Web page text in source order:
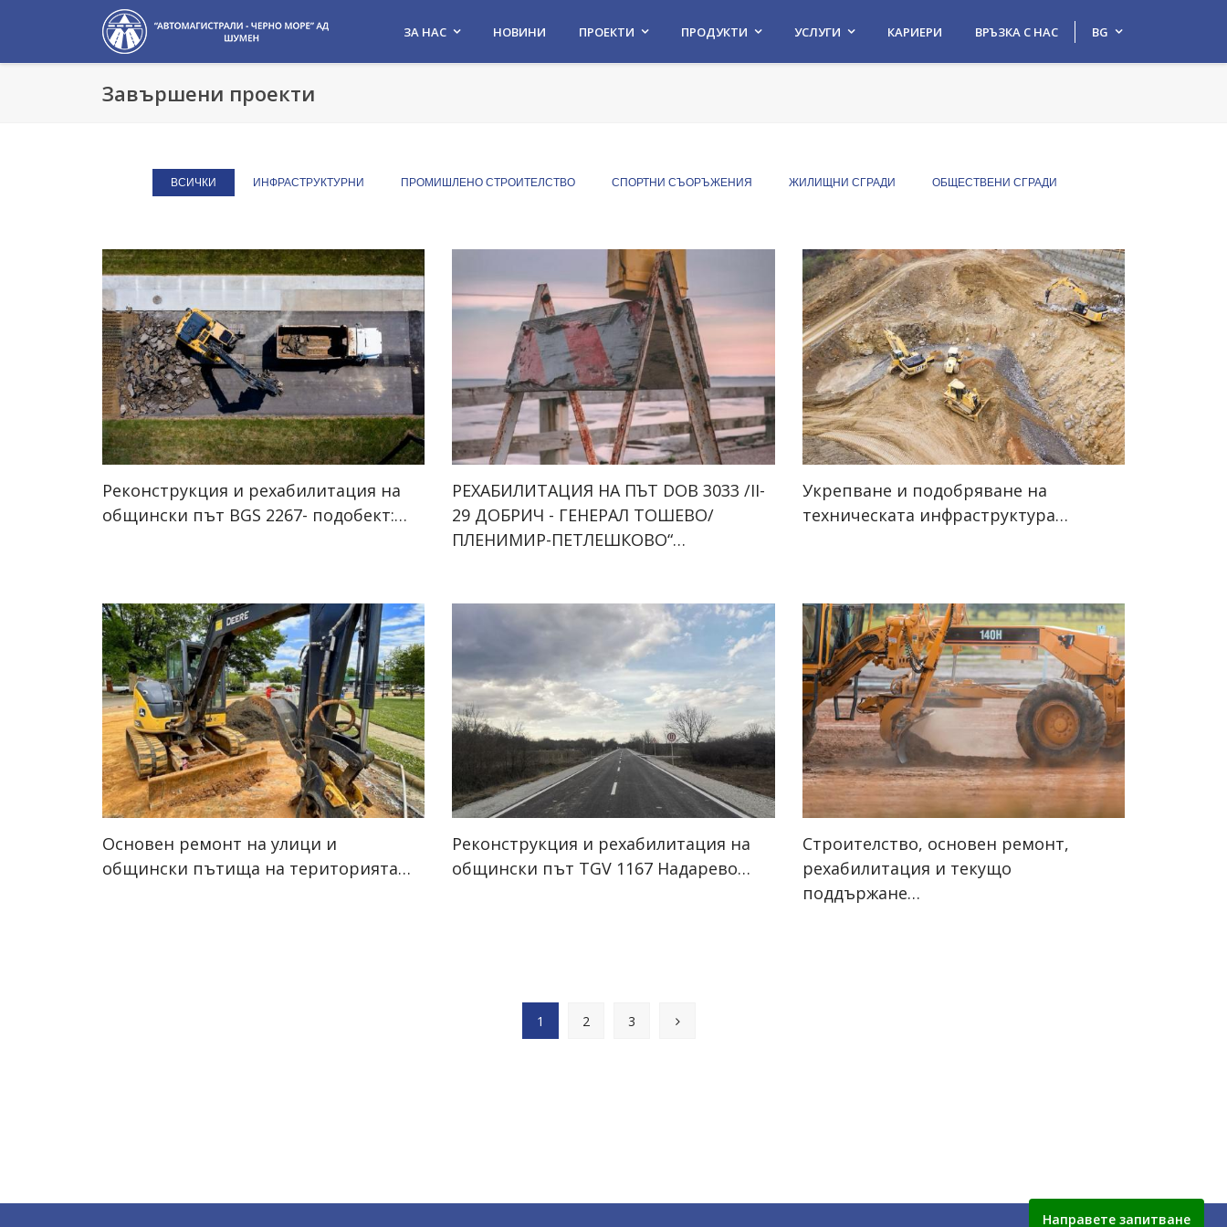
ЗА НАС НОВИНИ ПРОЕКТИ ПРОДУКТИ УСЛУГИ КАРИЕРИ ВРЪЗКА С НАС BG
Завършени проекти
ВСИЧКИ ИНФРАСТРУКТУРНИ ПРОМИШЛЕНО СТРОИТЕЛСТВО СПОРТНИ СЪОРЪЖЕНИЯ ЖИЛИЩНИ СГРАДИ ОБЩЕСТВЕНИ СГРАДИ
Реконструкция и рехабилитация на
общински път BGS 2267- подобект:…
РЕХАБИЛИТАЦИЯ НА ПЪТ DOB 3033 /II-
29 ДОБРИЧ - ГЕНEРАЛ ТОШЕВО/
ПЛЕНИМИР-ПЕТЛЕШКОВО“…
Укрепване и подобряване на
техническата инфраструктура…
Основен ремонт на улици и
общински пътища на територията…
Реконструкция и рехабилитация на
общински път TGV 1167 Надарево…
Строителство, основен ремонт,
рехабилитация и текущо
поддържане…
1 2 3
Направете запитване